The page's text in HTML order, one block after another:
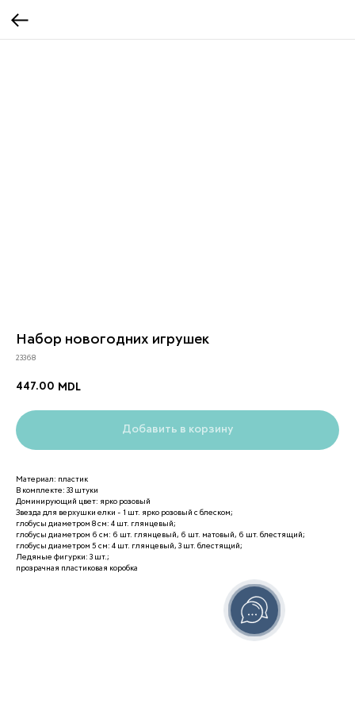
Набор новогодних игрушек
23368
447.00 MDL
Добавить в корзину
Материал: пластик
В комплекте: 33 штуки
Доминирующий цвет: ярко розовый
Звезда для верхушки елки - 1 шт. ярко розовый с блеском;
глобусы диаметром 8 см: 4 шт. глянцевый;
глобусы диаметром 6 см: 6 шт. глянцевый, 6 шт. матовый, 6 шт. блестящий;
глобусы диаметром 5 см: 4 шт. глянцевый, 3 шт. блестящий;
Ледяные фигурки: 3 шт.;
прозрачная пластиковая коробка